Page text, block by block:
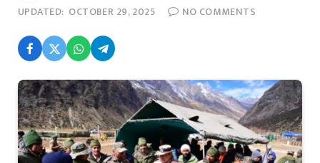
UPDATED: OCTOBER 29, 2025 NO COMMENTS